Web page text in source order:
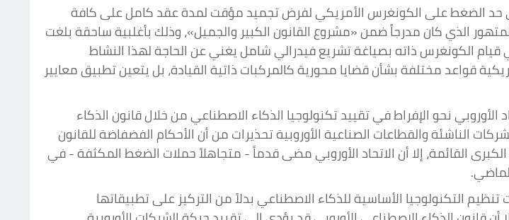
حد الضغط على الكونغرس الأمريكي لفرض تجميد مؤقت لمدة عقد كامل على كافة
الذي كان مدرجاً ضمن «مشروع القانون الكبير والجميل»، وذلك بأغلبية ساحقة بلغت
الكونغرس ذاته بصياغة تشريع فيدرالي شامل يغني عن الحاجة لهذا النشاط
قواعد مختلفة بشأن قضايا محورية كالمركبات ذاتية القيادة، بل يتعين تطبيق معايير
نحو الإفراط في تقييد تكنولوجيا الذكاء الاصطناعي من خلال قانون الذكاء
الناشئة والقطاعات الصناعية الأوروبية تحذيرات من أن الأحكام الفضفاضة للقانون
القائمة، إلا أن الاتحاد الأوروبي مضى قدماً - متجاهلاً حملات الضغط المكثفة - في
التكنولوجيا الأساسية للذكاء الاصطناعي بدلاً من التركيز على تطبيقاتها